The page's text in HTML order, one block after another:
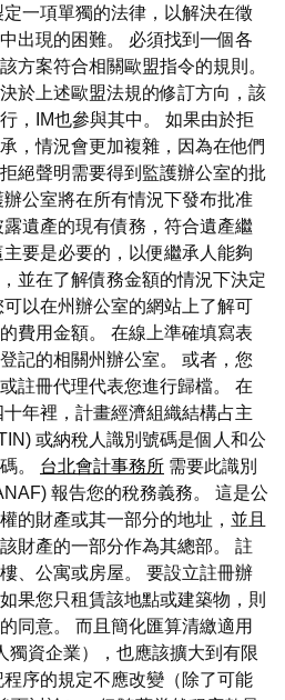
一項單獨的法律，以解決在徵
出現的困難。 必須找到一個各
方案符合相關歐盟指令的規則。
於上述歐盟法規的修訂方向，該
，IM也參與其中。 如果由於拒
，情況會更加複雜，因為在他們
絕聲明需要得到監護辦公室的批
公室將在所有情況下發布批准
遺產的現有債務，符合遺產繼
要是必要的，以便繼承人能夠
並在了解債務金額的情況下決定
以在州辦公室的網站上了解可
費用金額。 在線上準確填寫表
記的相關州辦公室。 或者，您
註冊代理代表您進行歸檔。 在
年裡，計畫經濟組織結構占主
或納稅人識別號碼是個人和公
。 台北會計事務所 需要此識別
報告您的稅務義務。 這是公
的財產或其一部分的地址，並且
財產的一部分作為其總部。 註
、公寓或房屋。 要設立註冊辦
果您只租賃該地點或建築物，則
同意。 而且簡化匯算清繳適用
獨資企業），也應該擴大到有限
序的規定不應改變（除了可能